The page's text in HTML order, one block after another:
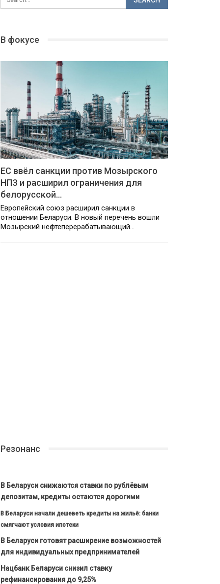
В фокусе
ЕС ввёл санкции против Мозырского
НПЗ и расширил ограничения для
белорусской…
Европейский союз расширил санкции в
отношении Беларуси. В новый перечень вошли
Мозырский нефтеперерабатывающий…
Резонанс
В Беларуси снижаются ставки по рублёвым
депозитам, кредиты остаются дорогими
В Беларуси начали дешеветь кредиты на жильё: банки
смягчают условия ипотеки
В Беларуси готовят расширение возможностей
для индивидуальных предпринимателей
Нацбанк Беларуси снизил ставку
рефинансирования до 9,25%